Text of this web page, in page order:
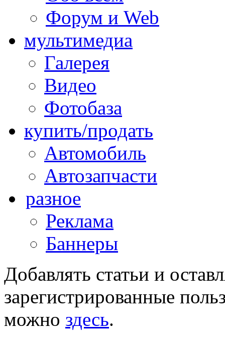
Форум и Web
мультимедиа
Галерея
Видео
Фотобаза
купить/продать
Автомобиль
Автозапчасти
разное
Реклама
Баннеры
Добавлять статьи и
зарегистрированные
можно здесь.